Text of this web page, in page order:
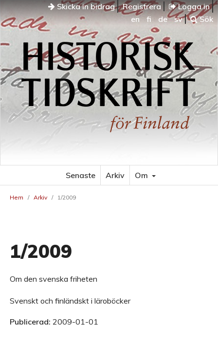
Skicka in bidrag Registrera
Logga in
en
fi de sv Sök
Senaste Arkiv Om
Hem / Arkiv / 1/2009
1/2009
Om den svenska friheten
Svenskt och finländskt i läroböcker
Publicerad: 2009-01-01